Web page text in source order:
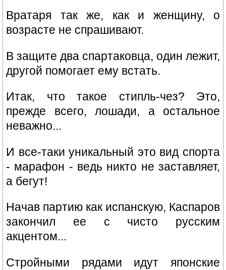
Вратаря так же, как и женщину, о
возрасте не спрашивают.
В защите два спартаковца, один лежит,
другой помогает ему встать.
Итак, что такое стипль-чез? Это,
прежде всего, лошади, а остальное
неважно...
И все-таки уникальный это вид спорта
- марафон - ведь никто не заставляет,
а бегут!
Начав партию как испанскую, Каспаров
закончил ее с чисто русским
акцентом...
Стройными рядами идут японские